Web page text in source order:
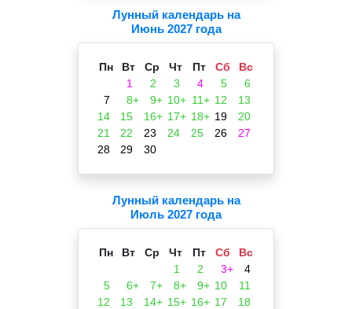
Лунный календарь на
Июнь 2027 года
Пн Вт Ср Чт Пт Сб
Вс
1
2 3 4 5
6
7
8+ 9+ 10+ 11+ 12
13
14
15 16+ 17+ 18+ 19
20
21
22 23 24 25 26
27
28
29 30
Лунный календарь на
Июль 2027 года
Пн Вт Ср Чт Пт Сб
Вс
1
2 3+
4
5
6+ 7+ 8+ 9+ 10
11
12
13 14+ 15+ 16+ 17
18